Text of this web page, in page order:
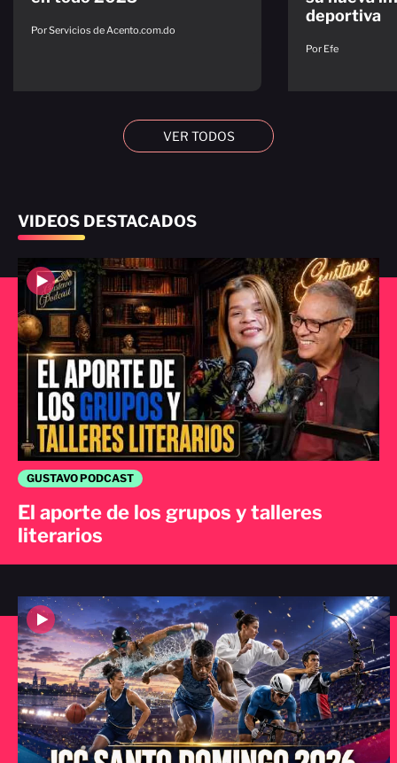
Por Servicios de Acento.com.do
deportiva
Por Efe
VER TODOS
VIDEOS DESTACADOS
GUSTAVO PODCAST
El aporte de los grupos y talleres
literarios